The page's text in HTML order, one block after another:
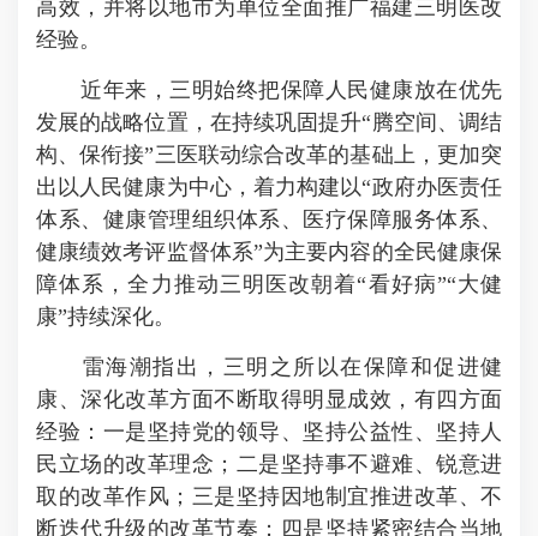
高效，并将以地市为单位全面推广福建三明医改
经验。
近年来，三明始终把保障人民健康放在优先
发展的战略位置，在持续巩固提升“腾空间、调结
构、保衔接”三医联动综合改革的基础上，更加突
出以人民健康为中心，着力构建以“政府办医责任
体系、健康管理组织体系、医疗保障服务体系、
健康绩效考评监督体系”为主要内容的全民健康保
障体系，全力推动三明医改朝着“看好病”“大健
康”持续深化。
雷海潮指出，三明之所以在保障和促进健
康、深化改革方面不断取得明显成效，有四方面
经验：一是坚持党的领导、坚持公益性、坚持人
民立场的改革理念；二是坚持事不避难、锐意进
取的改革作风；三是坚持因地制宜推进改革、不
断迭代升级的改革节奏；四是坚持紧密结合当地